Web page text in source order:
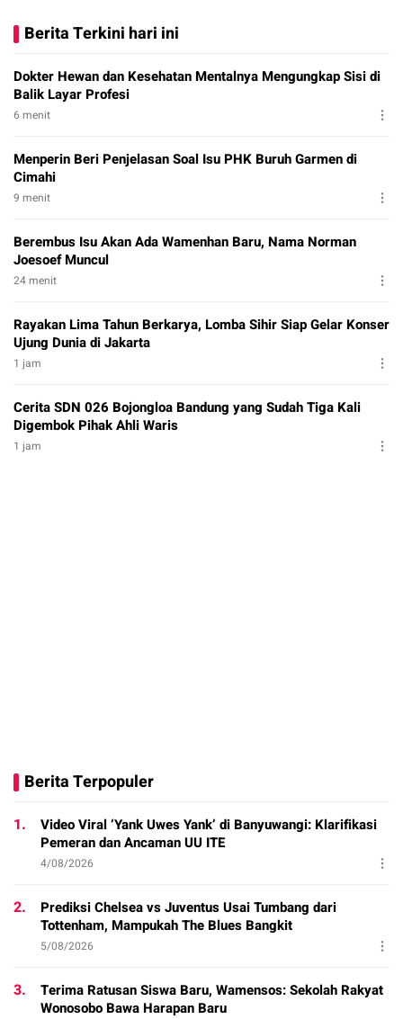
Berita Terkini hari ini
Dokter Hewan dan Kesehatan Mentalnya Mengungkap Sisi di
Balik Layar Profesi
6 menit
Menperin Beri Penjelasan Soal Isu PHK Buruh Garmen di
Cimahi
9 menit
Berembus Isu Akan Ada Wamenhan Baru, Nama Norman
Joesoef Muncul
24 menit
Rayakan Lima Tahun Berkarya, Lomba Sihir Siap Gelar Konser
Ujung Dunia di Jakarta
1 jam
Cerita SDN 026 Bojongloa Bandung yang Sudah Tiga Kali
Digembok Pihak Ahli Waris
1 jam
Berita Terpopuler
1.
Video Viral ‘Yank Uwes Yank’ di Banyuwangi: Klarifikasi
Pemeran dan Ancaman UU ITE
4/08/2026
2.
Prediksi Chelsea vs Juventus Usai Tumbang dari
Tottenham, Mampukah The Blues Bangkit
5/08/2026
3.
Terima Ratusan Siswa Baru, Wamensos: Sekolah Rakyat
Wonosobo Bawa Harapan Baru